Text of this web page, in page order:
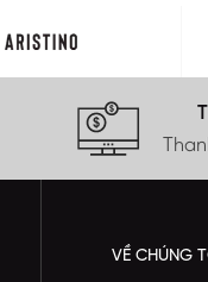
VỀ CHÚNG